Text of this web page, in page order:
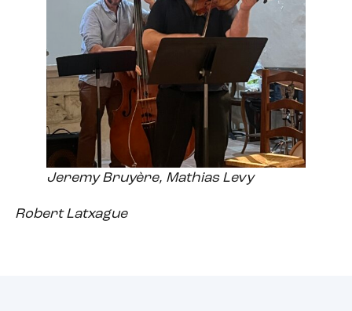
Jeremy Bruyère, Mathias Levy
Robert Latxague